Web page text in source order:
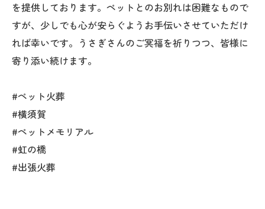
を提供しております。ペットとのお別れは困難なもので
すが、少しでも心が安らぐようお手伝いさせていただけ
れば幸いです。うさぎさんのご冥福を祈りつつ、皆様に
寄り添い続けます。
#ペット火葬
#横須賀
#ペットメモリアル
#虹の橋
#出張火葬